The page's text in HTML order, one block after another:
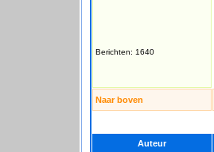
Berichten: 1640
Naar boven
Auteur